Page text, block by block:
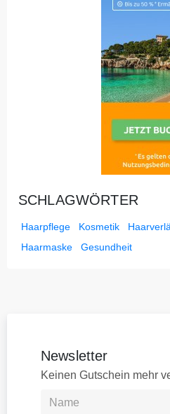
SCHLAGWÖRTER
Haarpflege Kosmetik
Haarmaske
Gesundheit
Newsletter
Keinen Gutschein mehr